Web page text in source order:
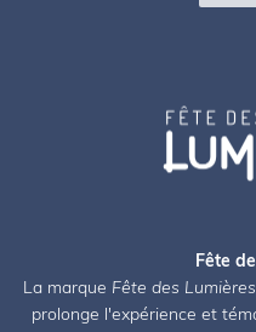
Fête
La marque Fête des Lumières
prolonge l'expérience et